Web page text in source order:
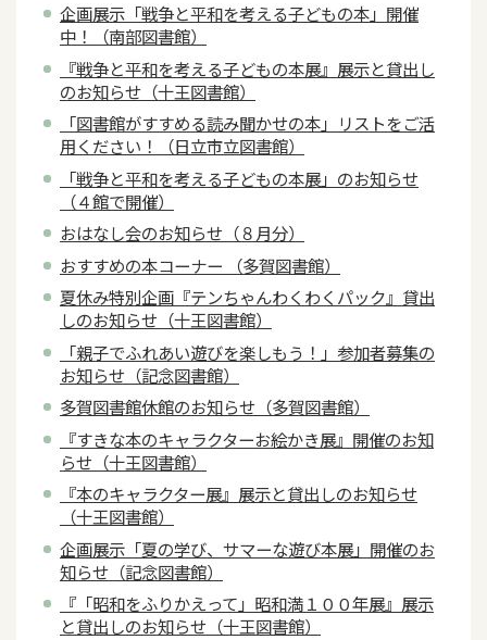
企画展示「戦争と平和を考える子どもの本」開催
中！（南部図書館）
『戦争と平和を考える子どもの本展』展示と貸出し
のお知らせ（十王図書館）
「図書館がすすめる読み聞かせの本」リストをご活
用ください！（日立市立図書館）
「戦争と平和を考える子どもの本展」のお知らせ
（４館で開催）
おはなし会のお知らせ（８月分）
おすすめの本コーナー （多賀図書館）
夏休み特別企画『テンちゃんわくわくパック』貸出
しのお知らせ（十王図書館）
「親子でふれあい遊びを楽しもう！」参加者募集の
お知らせ（記念図書館）
多賀図書館休館のお知らせ（多賀図書館）
『すきな本のキャラクターお絵かき展』開催のお知
らせ（十王図書館）
『本のキャラクター展』展示と貸出しのお知らせ
（十王図書館）
企画展示「夏の学び、サマーな遊び本展」開催のお
知らせ（記念図書館）
『「昭和をふりかえって」昭和満１００年展』展示
と貸出しのお知らせ（十王図書館）